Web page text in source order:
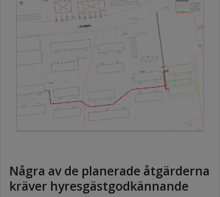
Några av de planerade åtgärderna
kräver hyresgästgodkännande